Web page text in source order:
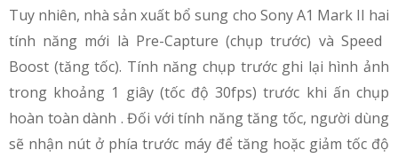
Tuy nhiên, nhà sản xuất bổ sung cho Sony A1 Mark II hai
tính năng mới là Pre-Capture (chụp trước) và Speed ​​
Boost (tăng tốc). Tính năng chụp trước ghi lại hình ảnh
trong khoảng 1 giây (tốc độ 30fps) trước khi ấn chụp
hoàn toàn dành . Đối với tính năng tăng tốc, người dùng
sẽ nhận nút ở phía trước máy để tăng hoặc giảm tốc độ